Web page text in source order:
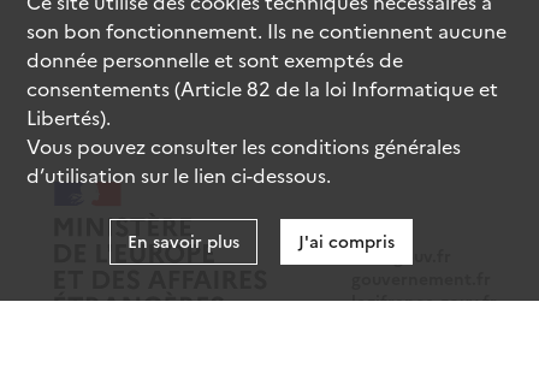
data.gouv.fr
legifrance.gouv.fr
son bon fonctionnement. Ils ne contiennent aucune
donnée personnelle et sont exemptés de
consentements (Article 82 de la loi Informatique et
Libertés).
Vous pouvez consulter les conditions générales
d’utilisation sur le lien ci-dessous.
En savoir plus J'ai compris